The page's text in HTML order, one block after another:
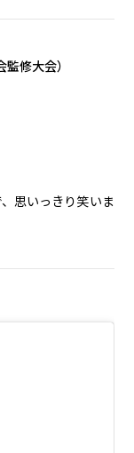
修大会）
思いっきり笑いま